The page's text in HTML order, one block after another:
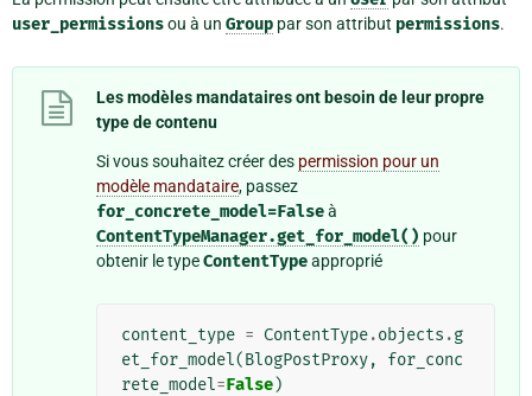
user_permissionsou à un Group par son attribut permissions.
Les modèles mandataires ont besoin de leur propre
type de contenu
Si vous souhaitez créer des permission pour un
modèle mandataire, passez
for_concrete_model=Falseà
ContentTypeManager.get_for_model() pour
obtenir le typeContentTypeapproprié
content_type = ContentType.objects .g
et_for_model(BlogPostProxy,
for_conc
rete_model=False)